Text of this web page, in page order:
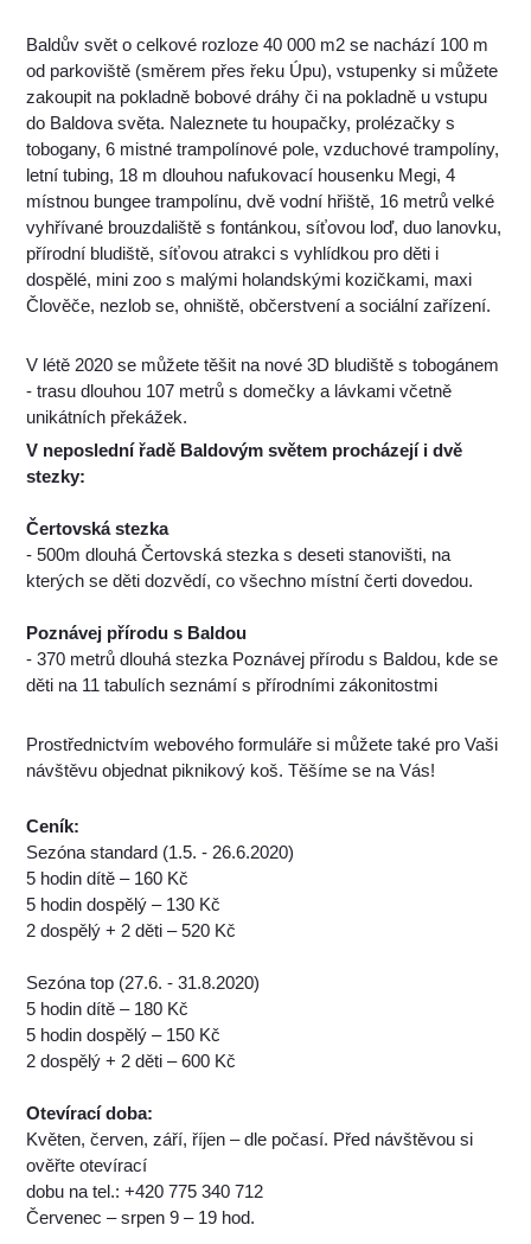
Baldův svět o celkové rozloze 40 000 m2 se nachází 100 m
od parkoviště (směrem přes řeku Úpu), vstupenky si můžete
zakoupit na pokladně bobové dráhy či na pokladně u vstupu
do Baldova světa. Naleznete tu houpačky, prolézačky s
tobogany, 6 mistné trampolínové pole, vzduchové trampolíny,
letní tubing, 18 m dlouhou nafukovací housenku Megi, 4
místnou bungee trampolínu, dvě vodní hřiště, 16 metrů velké
vyhřívané brouzdaliště s fontánkou, síťovou loď, duo lanovku,
přírodní bludiště, síťovou atrakci s vyhlídkou pro děti i
dospělé, mini zoo s malými holandskými kozičkami, maxi
Člověče, nezlob se, ohniště, občerstvení a sociální zařízení.
V létě 2020 se můžete těšit na nové 3D bludiště s tobogánem
- trasu dlouhou 107 metrů s domečky a lávkami včetně
unikátních překážek.
V neposlední řadě Baldovým světem procházejí i dvě
stezky:
Čertovská stezka
- 500m dlouhá Čertovská stezka s deseti stanovišti, na
kterých se děti dozvědí, co všechno místní čerti dovedou.
Poznávej přírodu s Baldou
- 370 metrů dlouhá stezka Poznávej přírodu s Baldou, kde se
děti na 11 tabulích seznámí s přírodními zákonitostmi
Prostřednictvím webového formuláře si můžete také pro Vaši
návštěvu objednat piknikový koš. Těšíme se na Vás!
Ceník:
Sezóna standard (1.5. - 26.6.2020)
5 hodin dítě – 160 Kč
5 hodin dospělý – 130 Kč
2 dospělý + 2 děti – 520 Kč
Sezóna top (27.6. - 31.8.2020)
5 hodin dítě – 180 Kč
5 hodin dospělý – 150 Kč
2 dospělý + 2 děti – 600 Kč
Otevírací doba:
Květen, červen, září, říjen – dle počasí. Před návštěvou si
ověřte otevírací
dobu na tel.: +420 775 340 712
Červenec – srpen 9 – 19 hod.